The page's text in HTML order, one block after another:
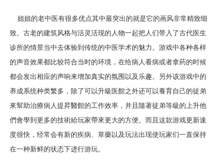
姐姐的老中医有很多优点其中最突出的就是它的画风非常精致细
致。古老的建筑风格与活灵活现的人物一起把人们带入了古代医生
诊所的情景当中去体验到传统的中医学术的魅力。游戏中各种各样
的声音效果都比较符合当时的环境，在给病人看病或者拿药的时候
都会发出相应的声响来增加真实的氛围以及乐趣。另外该游戏中的
养成系统种类繁多，除了可以升級医館之外还可以養育自己的徒弟
來幫助治療病人提昇醫館的工作效率，并且隨著徒弟等級的上升他
們會學到更多的技術給玩家帶來更大的方便。而且这款游戏更新速
度很快，经常会有新的疾病、草藥以及玩法出现使玩家们一直保持
在一种新鲜的状态下进行游玩。